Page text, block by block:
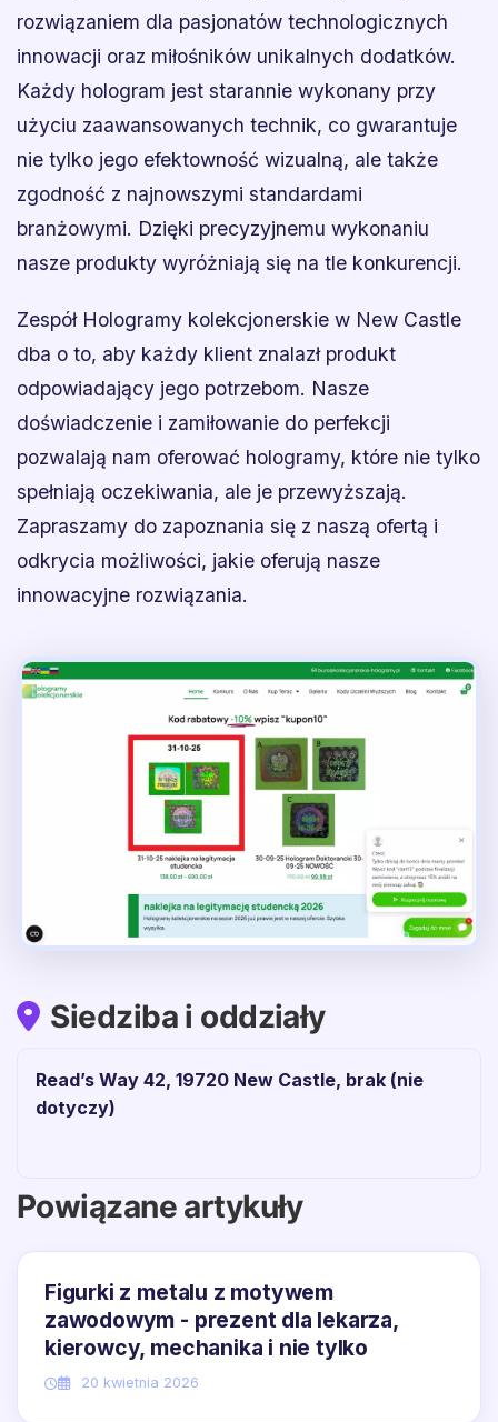
rozwiązaniem dla pasjonatów technologicznych
innowacji oraz miłośników unikalnych dodatków.
Każdy hologram jest starannie wykonany przy
użyciu zaawansowanych technik, co gwarantuje
nie tylko jego efektowność wizualną, ale także
zgodność z najnowszymi standardami
branżowymi. Dzięki precyzyjnemu wykonaniu
nasze produkty wyróżniają się na tle konkurencji.
Zespół Hologramy kolekcjonerskie w New Castle
dba o to, aby każdy klient znalazł produkt
odpowiadający jego potrzebom. Nasze
doświadczenie i zamiłowanie do perfekcji
pozwalają nam oferować hologramy, które nie tylko
spełniają oczekiwania, ale je przewyższają.
Zapraszamy do zapoznania się z naszą ofertą i
odkrycia możliwości, jakie oferują nasze
innowacyjne rozwiązania.
Siedziba i oddziały
Read’s Way 42, 19720 New Castle, brak (nie
dotyczy)
Powiązane artykuły
Figurki z metalu z motywem
zawodowym - prezent dla lekarza,
kierowcy, mechanika i nie tylko
20 kwietnia 2026